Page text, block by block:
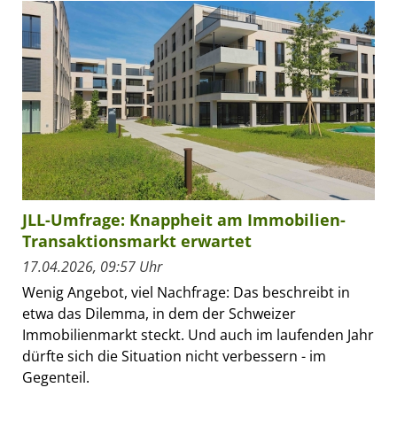
JLL-Umfrage: Knappheit am Immobilien-
Transaktionsmarkt erwartet
17.04.2026, 09:57 Uhr
Wenig Angebot, viel Nachfrage: Das beschreibt in
etwa das Dilemma, in dem der Schweizer
Immobilienmarkt steckt. Und auch im laufenden Jahr
dürfte sich die Situation nicht verbessern - im
Gegenteil.